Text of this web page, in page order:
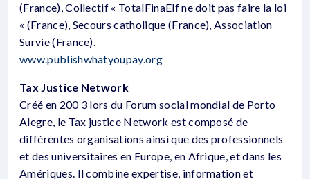
(France), Collectif « TotalFinaElf ne doit pas faire la loi
« (France), Secours catholique (France), Association
Survie (France).
www.publishwhatyoupay.org
Tax Justice Network
Créé en 200 3 lors du Forum social mondial de Porto
Alegre, le Tax justice Network est composé de
différentes organisations ainsi que des professionnels
et des universitaires en Europe, en Afrique, et dans les
Amériques. Il combine expertise, information et